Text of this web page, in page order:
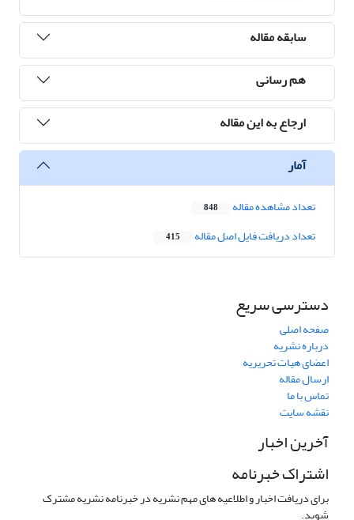
سابقه مقاله
هم رسانی
ارجاع به این مقاله
آمار
تعداد مشاهده مقاله 848
تعداد دریافت فایل اصل مقاله 415
دسترسی سریع
صفحه اصلی
درباره نشریه
اعضای هیات تحریریه
ارسال مقاله
تماس با ما
نقشه سایت
آخرین اخبار
اشتراک خبرنامه
برای دریافت اخبار و اطلاعیه های مهم نشریه در خبرنامه نشریه مشترک
شوید.